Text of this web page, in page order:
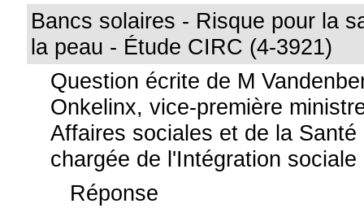
Bancs solaires - Risque pour la
la peau - Étude CIRC (4-3921)
Question écrite de M
Onkelinx, vice-première
Affaires sociales et de la Santé
chargée de l'Intégration sociale
Réponse